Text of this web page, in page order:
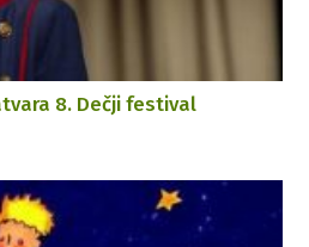
8. Dečji festival